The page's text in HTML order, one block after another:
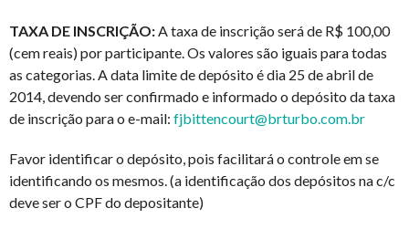
TAXA DE INSCRIÇÃO:A taxa de inscrição será de R$ 100,00
(cem reais) por participante. Os valores são iguais para todas
as categorias. A data limite de depósito é dia 25 de abril de
2014, devendo ser confirmado e informado o depósito da taxa
de inscrição para o e-mail: fjbittencourt@brturbo.com.br
Favor identificar o depósito, pois facilitará o controle em se
identificando os mesmos. (a identificação dos depósitos na c/c
deve ser o CPF do depositante)